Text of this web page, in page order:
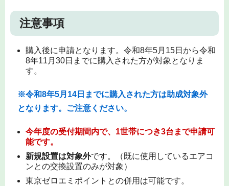
注意事項
購入後に申請となります。令和8年5月15日から令和
8年11月30日までに購入された方が対象となりま
す。
※令和8年5月14日までに購入された方は助成対象外
となります。ご注意ください。
今年度の受付期間内で、1世帯につき3台まで申請可
能です。
新規設置は対象外です。（既に使用しているエアコ
ンとの交換設置のみが対象）
東京ゼロエミポイントとの併用は可能です。